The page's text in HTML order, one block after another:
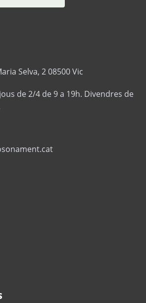
Selva, 2 08500 Vic
de 2/4 de 9 a 19h. Divendres de